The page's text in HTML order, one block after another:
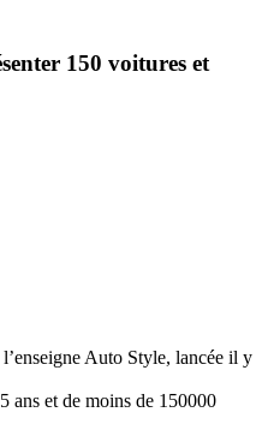
150 voitures et
Auto Style, lancée il y
ans et de moins de 150000